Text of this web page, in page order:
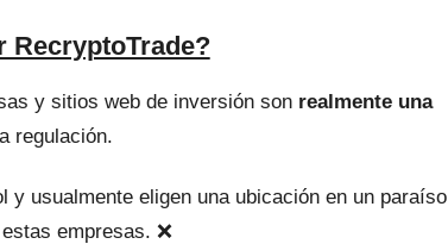
RecryptoTrade?
y sitios web de inversión son realmente una
regulación.
usualmente eligen una ubicación en un paraíso
empresas. ❌